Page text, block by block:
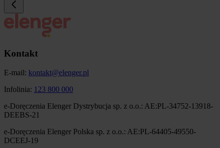
Kontakt
E-mail: kontakt@elenger.pl
Infolinia: 123 800 000
e-Doręczenia Elenger Dystrybucja sp. z o.o.: AE:PL-34752-13918-
DEEBS-21
e-Doręczenia Elenger Polska sp. z o.o.: AE:PL-64405-49550-
DCEEJ-19